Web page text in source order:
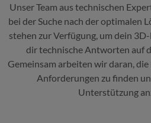
Unser Team aus technischen
bei der Suche nach der optimalen
stehen zur Verfügung, um dein
dir technische Antworten auf
Gemeinsam arbeiten wir daran,
Anforderungen zu finden
Unterstützung